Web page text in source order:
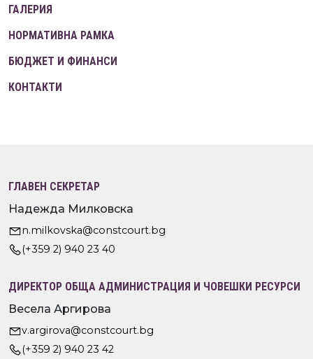
ГАЛЕРИЯ
НОРМАТИВНА РАМКА
БЮДЖЕТ И ФИНАНСИ
КОНТАКТИ
ГЛАВЕН СЕКРЕТАР
Надежда Милковска
n.milkovska@constcourt.bg
(+359 2) 940 23 40
ДИРЕКТОР ОБЩА АДМИНИСТРАЦИЯ И ЧОВЕШКИ РЕСУРСИ
Весела Аргирова
v.argirova@constcourt.bg
(+359 2) 940 23 42